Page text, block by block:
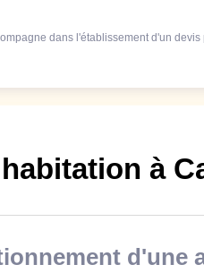
dans l'établissement d'un devis
à
d'une